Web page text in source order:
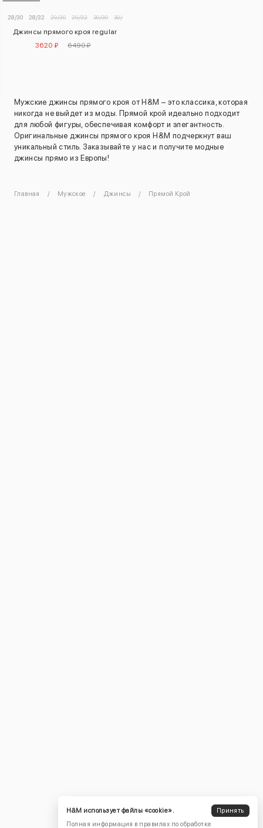
28/30 28/32 29/30 29/32 30/30 30/32
Джинсы прямого кроя regular
3620 ₽
6490 ₽
Мужские джинсы прямого кроя от H&M – это классика, которая
никогда не выйдет из моды. Прямой крой идеально подходит
для любой фигуры, обеспечивая комфорт и элегантность.
Оригинальные джинсы прямого кроя H&M подчеркнут ваш
уникальный стиль. Заказывайте у нас и получите модные
джинсы прямо из Европы!
Главная Мужское Джинсы Прямой Крой
H&M использует файлы «cookie».
Принять
Полная информация в правилах по обработке